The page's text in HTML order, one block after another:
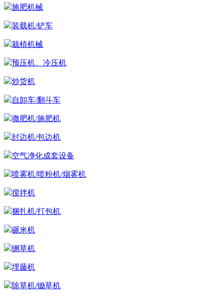
高压清洗机
施肥机械
装载机/铲车
栽植机械
预压机、冷压机
炒货机
自卸车/翻斗车
撒肥机/施肥机
封边机/包边机
空气净化成套设备
喷雾机/喷粉机/烟雾机
搅拌机
捆扎机/打包机
碾米机
铡草机
埋藤机